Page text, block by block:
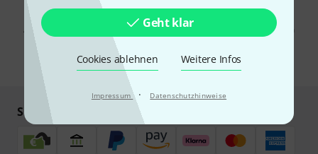
Geht klar
Cookies ablehnen Weitere Infos
Impressum · Datenschutzhinweise
Mit Klick auf „Jetzt anmelden“ stimmen Sie dem Erhalt von E-Mail-
Werbung und einer Messung des E-Mail-Nutzungsverhaltens zu. Die
Abmeldung ist jederzeit möglich. Weitere Informationen finden Sie in
unserenDatenschutzhinweisen.
* Pflichtfeld
Sicher einkaufen & bezahlen